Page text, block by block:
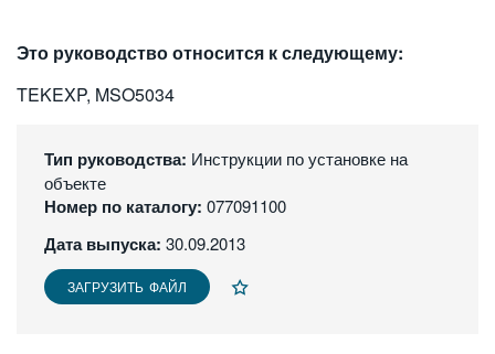
VIỆT NAM
简体中文
한국어
Это руководство относится к следующему:
TEKEXP, MSO5034
Тип руководства: Инструкции по установке на
объекте
Номер по каталогу: 077091100
Дата выпуска: 30.09.2013
ЗАГРУЗИТЬ ФАЙЛ